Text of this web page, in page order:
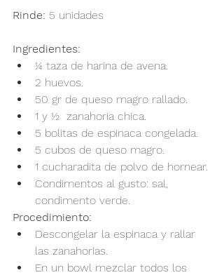
Rinde: 5 unidades
Ingredientes:
¼ taza de harina de avena.
2 huevos.
50 gr de queso magro rallado.
1 y ½  zanahoria chica.
5 bolitas de espinaca congelada.
5 cubos de queso magro.
1 cucharadita de polvo de hornear.
Condimentos al gusto: sal,
condimento verde.
Procedimiento:
Descongelar la espinaca y rallar
las zanahorias.
En un bowl mezclar todos los